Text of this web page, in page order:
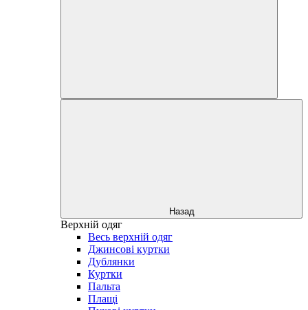
Назад
Верхній одяг
Весь верхній одяг
Джинсові куртки
Дублянки
Куртки
Пальта
Плащі